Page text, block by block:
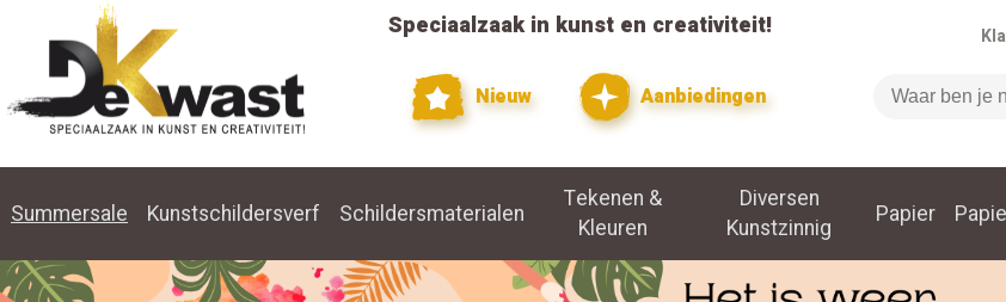
Speciaalzaak in kunst en creativiteit!
Nieuw Aanbiedingen
Zoeken
Summersale Kunstschildersverf Schildersmaterialen
Tekenen &
Kleuren
Diversen
Kunstzinnig
Papier